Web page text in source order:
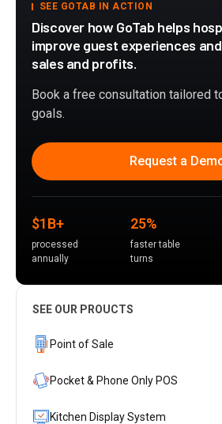
SEE GOTAB IN ACTION
Discover how GoTab helps
improve guest experiences
sales and profits.
Book a free consultation tailored
goals.
Request a
$1B+
processed
annually
25%
faster table
turns
SEE OUR PROUCTS
Point of Sale
Pocket & Phone Only POS
Kitchen Display System